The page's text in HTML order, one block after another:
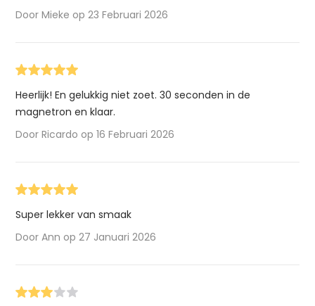
Door Mieke op 23 Februari 2026
Heerlijk! En gelukkig niet zoet. 30 seconden in de
magnetron en klaar.
Door Ricardo op 16 Februari 2026
Super lekker van smaak
Door Ann op 27 Januari 2026